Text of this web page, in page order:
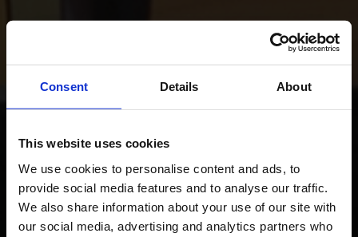
Consent Details About
This website uses cookies
We use cookies to personalise content and ads, to
provide social media features and to analyse our traffic.
We also share information about your use of our site with
our social media, advertising and analytics partners who